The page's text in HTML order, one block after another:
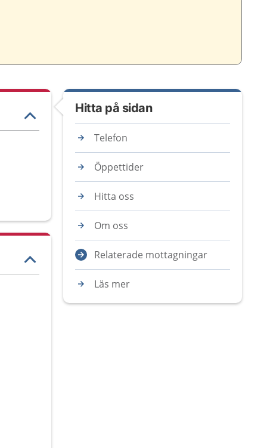
Hitta på sidan
Telefon
Öppettider
Hitta oss
Om oss
Relaterade mottagningar
Läs mer